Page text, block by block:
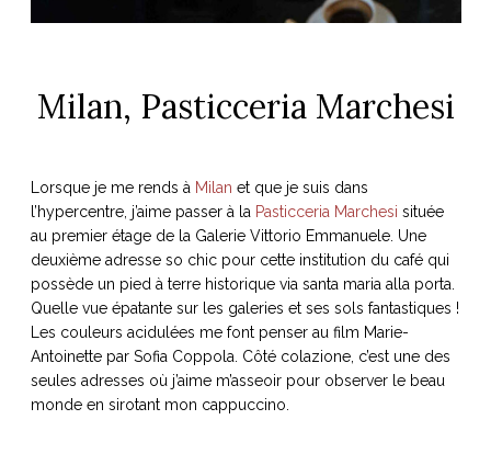
Milan, Pasticceria Marchesi
Lorsque je me rends à Milan et que je suis dans
l’hypercentre, j’aime passer à la Pasticceria Marchesi située
au premier étage de la Galerie Vittorio Emmanuele. Une
deuxième adresse so chic pour cette institution du café qui
possède un pied à terre historique via santa maria alla porta.
Quelle vue épatante sur les galeries et ses sols fantastiques !
Les couleurs acidulées me font penser au film Marie-
Antoinette par Sofia Coppola. Côté colazione, c’est une des
seules adresses où j’aime m’asseoir pour observer le beau
monde en sirotant mon cappuccino.